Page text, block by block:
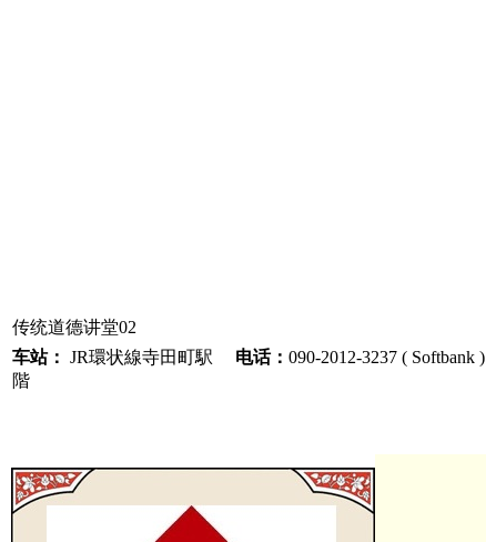
传统道德讲堂02
车站： JR環状線寺田町駅 电话： 090-2012-3237 ( Softbank )
階